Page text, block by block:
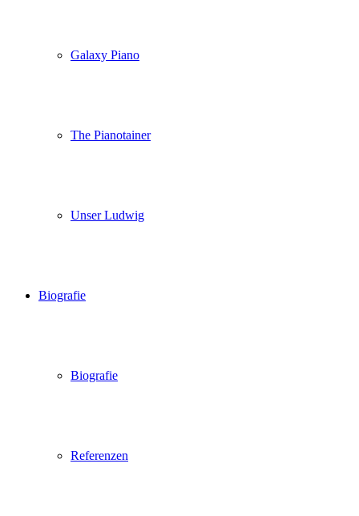
Galaxy Piano
The Pianotainer
Unser Ludwig
Biografie
Biografie
Referenzen